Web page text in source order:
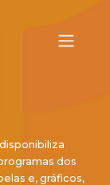
dos
e, gráficos,